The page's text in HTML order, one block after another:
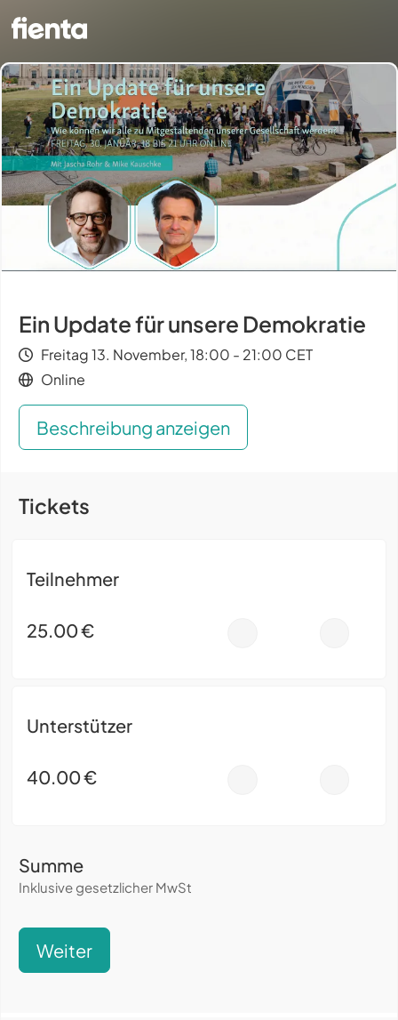
Ein Update für unsere Demokratie
Freitag 13. November, 18:00 - 21:00 CET
Online
Beschreibung anzeigen
Tickets
Teilnehmer
25.00€
Unterstützer
40.00€
Summe
Inklusive gesetzlicher MwSt
Weiter